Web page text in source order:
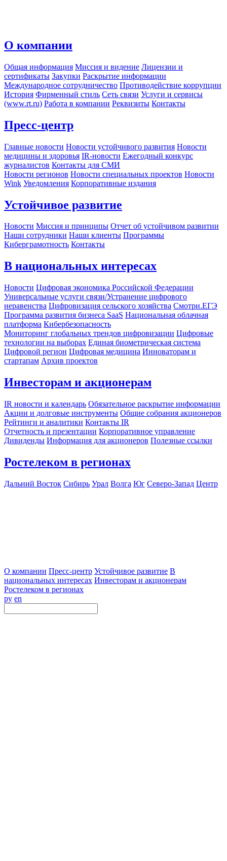
О компании
Общая информация Миссия и видение Лицензии и
сертификаты Закупки Раскрытие информации
Международное сотрудничество Противодействие коррупции
История Фирменный стиль Сеть связи Услуги и сервисы
(www.rt.ru) Работа в компании Реквизиты Контакты
Пресс-центр
Главные новости Новости устойчивого развития Новости
медицины и здоровья IR-новости Ежегодный конкурс
журналистов Контакты для СМИ
Новости регионов Новости специальных проектов Новости
Wink Уведомления Корпоративные издания
Устойчивое развитие
Новости Миссия и принципы Отчет об устойчивом развитии
Наши сотрудники Наши клиенты Программы
Киберграмотность Контакты
В национальных интересах
Новости Цифровая экономика Российской Федерации
Универсальные услуги связи/Устранение цифрового
неравенства Цифровизация сельского хозяйства Смотри.ЕГЭ
Программа развития бизнеса SaaS Национальная облачная
платформа Кибербезопасность
Мониторинг глобальных трендов цифровизации Цифровые
технологии на выборах Единая биометрическая система
Цифровой регион Цифровая медицина Инноваторам и
стартапам Архив проектов
Инвесторам и акционерам
IR новости и календарь Обязательное раскрытие информации
Акции и долговые инструменты Общие собрания акционеров
Рейтинги и аналитики Контакты IR
Отчетность и презентации Корпоративное управление
Дивиденды Информация для акционеров Полезные ссылки
Ростелеком в регионах
Дальний Восток Сибирь Урал Волга Юг Северо-Запад Центр
О компании Пресс-центр Устойчивое развитие В
национальных интересах Инвесторам и акционерам
Ростелеком в регионах
ру en